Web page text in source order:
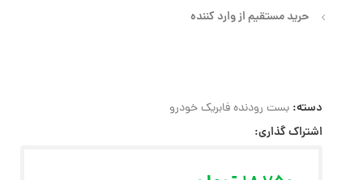
حرید مستقیم از وارد کننده
دسته: بست رودنده فابریک خودرو
اشتراک گذاری: